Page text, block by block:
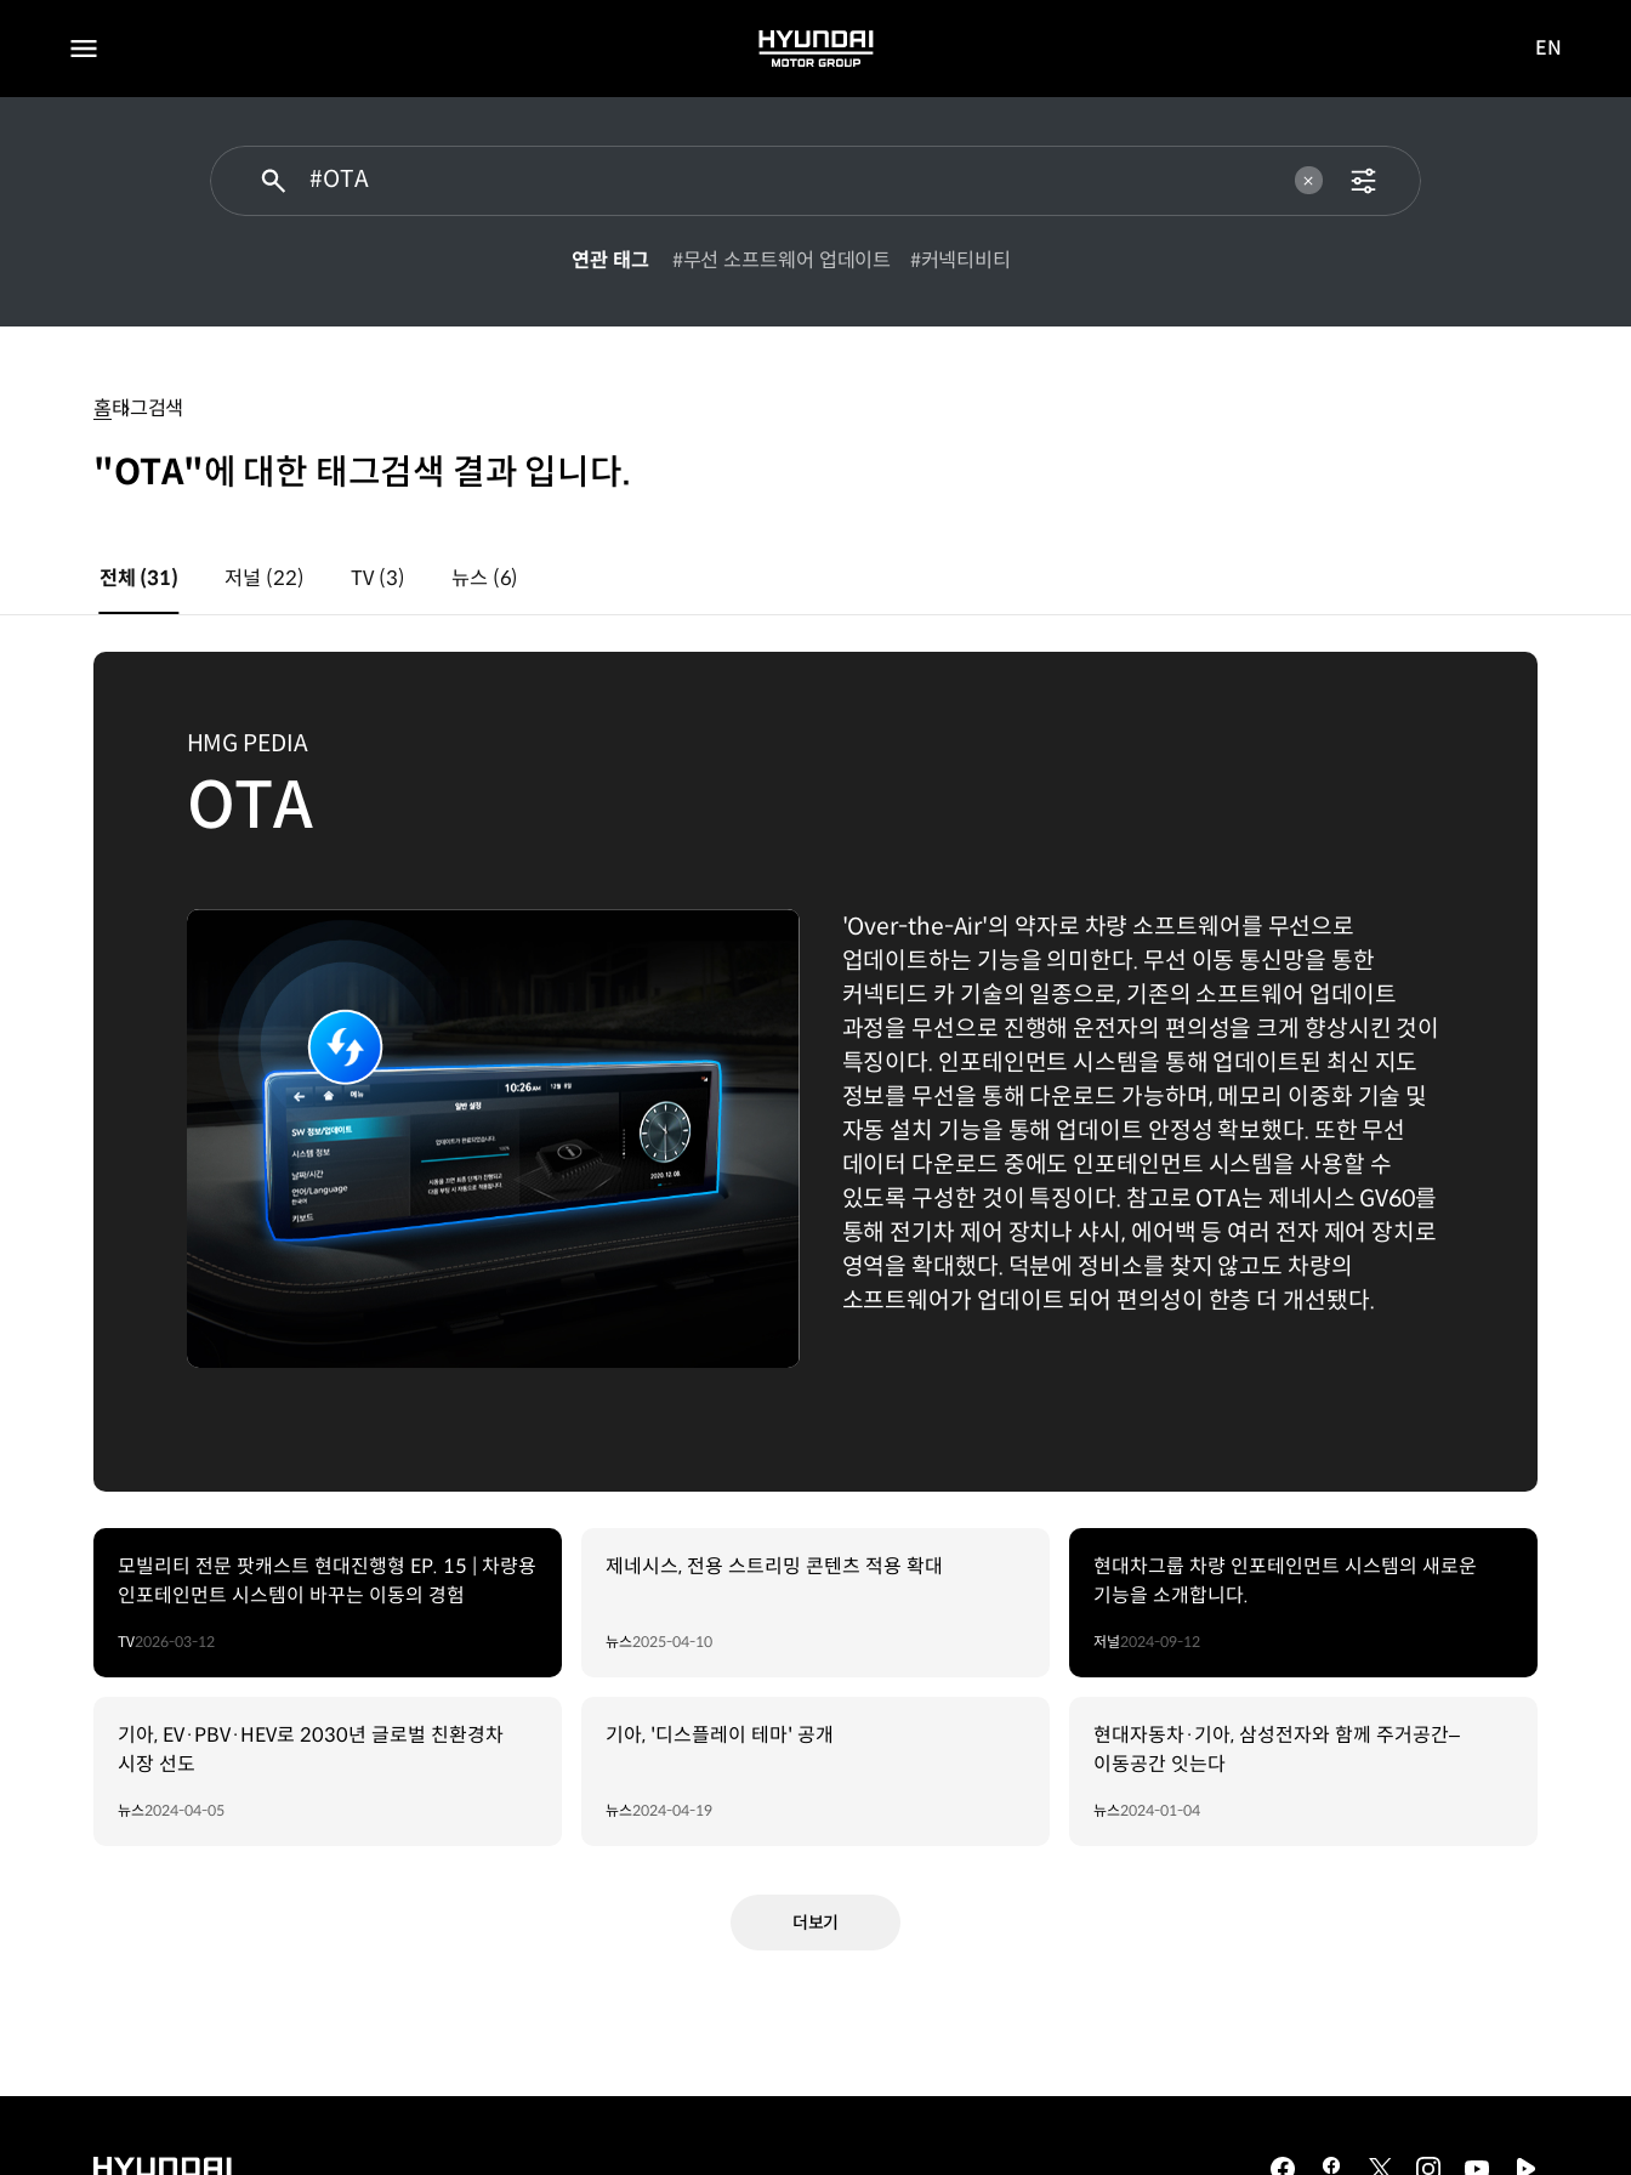
전체
HYUNDAI
MOTOR
사이트로
EN
연관 태그 #무선 소프트웨어 업데이트 #커넥티비티
홈태그검색
"OTA"에 대한 태그검색 결과 입니다.
전체 (31) 저널 (22) TV(3) 뉴스 (6)
HMG PEDIA
OTA
'Over-the-Air'의 약자로 차량 소프트웨어를 무선으로
업데이트하는 기능을 의미한다. 무선 이동 통신망을 통한
커넥티드 카 기술의 일종으로, 기존의 소프트웨어 업데이트
과정을 무선으로 진행해 운전자의 편의성을 크게 향상시킨 것이
특징이다. 인포테인먼트 시스템을 통해 업데이트된 최신 지도
정보를 무선을 통해 다운로드 가능하며, 메모리 이중화 기술 및
자동 설치 기능을 통해 업데이트 안정성 확보했다. 또한 무선
데이터 다운로드 중에도 인포테인먼트 시스템을 사용할 수
있도록 구성한 것이 특징이다. 참고로 OTA는 제네시스 GV60를
통해 전기차 제어 장치나 샤시, 에어백 등 여러 전자 제어 장치로
영역을 확대했다. 덕분에 정비소를 찾지 않고도 차량의
소프트웨어가 업데이트 되어 편의성이 한층 더 개선됐다.
모빌리티 전문 팟캐스트 현대진행형 EP. 15 | 차량용
인포테인먼트 시스템이 바꾸는 이동의 경험
TV2026-03-12
제네시스, 전용 스트리밍 콘텐츠 적용 확대
뉴스2025-04-10
현대차그룹 차량 인포테인먼트 시스템의 새로운
기능을 소개합니다.
저널2024-09-12
기아, EV·PBV·HEV로 2030년 글로벌 친환경차
시장 선도
뉴스2024-04-05
기아, '디스플레이 테마' 공개
뉴스2024-04-19
현대자동차·기아, 삼성전자와 함께 주거공간–
이동공간 잇는다
뉴스2024-01-04
더보기